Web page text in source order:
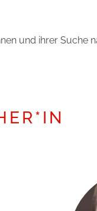
und ihrer Suche